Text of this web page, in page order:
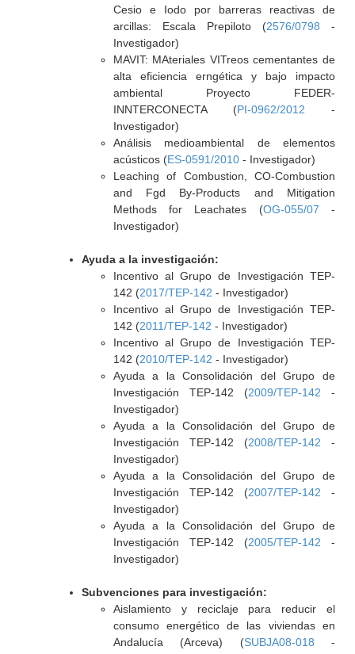
Cesio e Iodo por barreras reactivas de
arcillas: Escala Prepiloto (2576/0798 -
Investigador)
MAVIT: MAteriales VITreos cementantes de
alta eficiencia erngética y bajo impacto
ambiental Proyecto FEDER-
INNTERCONECTA (PI-0962/2012 -
Investigador)
Análisis medioambiental de elementos
acústicos (ES-0591/2010- Investigador)
Leaching of Combustion, CO-Combustion
and Fgd By-Products and Mitigation
Methods for Leachates (OG-055/07 -
Investigador)
Ayuda a la investigación:
Incentivo al Grupo de Investigación TEP-
142 (2017/TEP-142 - Investigador)
Incentivo al Grupo de Investigación TEP-
142 (2011/TEP-142 - Investigador)
Incentivo al Grupo de Investigación TEP-
142 (2010/TEP-142 - Investigador)
Ayuda a la Consolidación del Grupo de
Investigación TEP-142 (2009/TEP-142 -
Investigador)
Ayuda a la Consolidación del Grupo de
Investigación TEP-142 (2008/TEP-142 -
Investigador)
Ayuda a la Consolidación del Grupo de
Investigación TEP-142 (2007/TEP-142 -
Investigador)
Ayuda a la Consolidación del Grupo de
Investigación TEP-142 (2005/TEP-142 -
Investigador)
Subvenciones para investigación:
Aislamiento y reciclaje para reducir el
consumo energético de las viviendas en
Andalucía (Arceva) (SUBJA08-018 -